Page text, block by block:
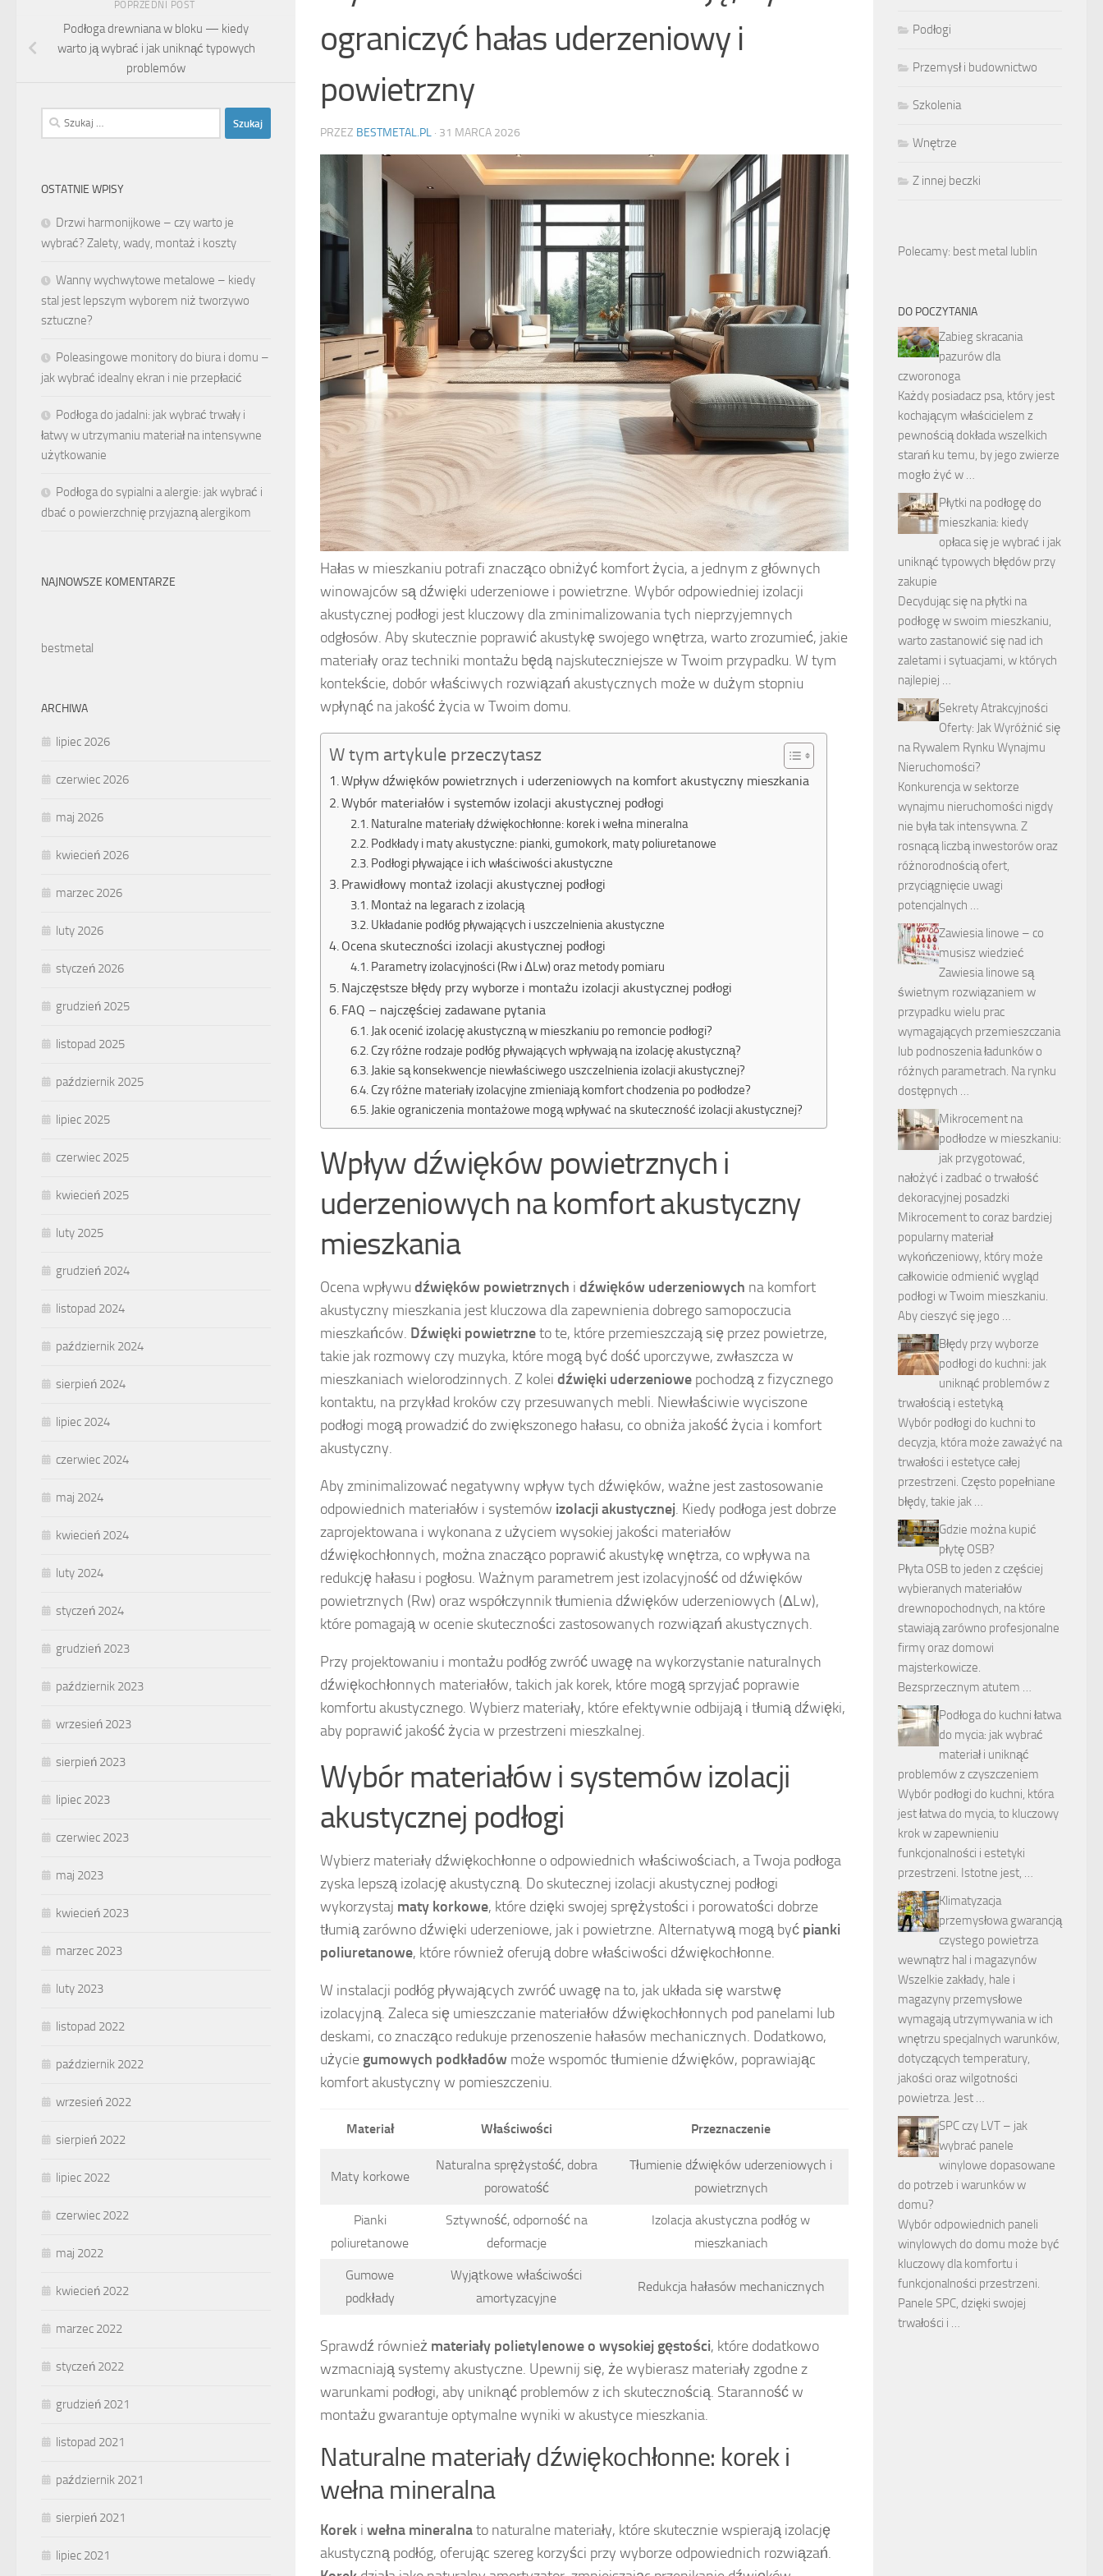
ograniczyć hałas uderzeniowy i
powietrzny
PRZEZ BESTMETAL.PL · 31 MARCA 2026
Hałas w mieszkaniu potrafi znacząco obniżyć komfort życia, a jednym z głównych
winowajców są dźwięki uderzeniowe i powietrzne. Wybór odpowiedniej izolacji
akustycznej podłogi jest kluczowy dla zminimalizowania tych nieprzyjemnych
odgłosów. Aby skutecznie poprawić akustykę swojego wnętrza, warto zrozumieć, jakie
materiały oraz techniki montażu będą najskuteczniejsze w Twoim przypadku. W tym
kontekście, dobór właściwych rozwiązań akustycznych może w dużym stopniu
wpłynąć na jakość życia w Twoim domu.
W tym artykule przeczytasz
Wpływ dźwięków powietrznych i uderzeniowych na komfort akustyczny mieszkania
Wybór materiałów i systemów izolacji akustycznej podłogi
Naturalne materiały dźwiękochłonne: korek i wełna mineralna
Podkłady i maty akustyczne: pianki, gumokork, maty poliuretanowe
Podłogi pływające i ich właściwości akustyczne
Prawidłowy montaż izolacji akustycznej podłogi
Montaż na legarach z izolacją
Układanie podłóg pływających i uszczelnienia akustyczne
Ocena skuteczności izolacji akustycznej podłogi
Parametry izolacyjności (Rw i ΔLw) oraz metody pomiaru
Najczęstsze błędy przy wyborze i montażu izolacji akustycznej podłogi
FAQ – najczęściej zadawane pytania
Jak ocenić izolację akustyczną w mieszkaniu po remoncie podłogi?
Czy różne rodzaje podłóg pływających wpływają na izolację akustyczną?
Jakie są konsekwencje niewłaściwego uszczelnienia izolacji akustycznej?
Czy różne materiały izolacyjne zmieniają komfort chodzenia po podłodze?
Jakie ograniczenia montażowe mogą wpływać na skuteczność izolacji akustycznej?
Wpływ dźwięków powietrznych i
uderzeniowych na komfort akustyczny
mieszkania
Ocena wpływu dźwięków powietrznych i dźwięków uderzeniowych na komfort
akustyczny mieszkania jest kluczowa dla zapewnienia dobrego samopoczucia
mieszkańców. Dźwięki powietrzneto te, które przemieszczają się przez powietrze,
takie jak rozmowy czy muzyka, które mogą być dość uporczywe, zwłaszcza w
mieszkaniach wielorodzinnych. Z kolei dźwięki uderzeniowe pochodzą z fizycznego
kontaktu, na przykład kroków czy przesuwanych mebli. Niewłaściwie wyciszone
podłogi mogą prowadzić do zwiększonego hałasu, co obniża jakość życia i komfort
akustyczny.
Aby zminimalizować negatywny wpływ tych dźwięków, ważne jest zastosowanie
odpowiednich materiałów i systemów izolacji akustycznej. Kiedy podłoga jest dobrze
zaprojektowana i wykonana z użyciem wysokiej jakości materiałów
dźwiękochłonnych, można znacząco poprawić akustykę wnętrza, co wpływa na
redukcję hałasu i pogłosu. Ważnym parametrem jest izolacyjność od dźwięków
powietrznych (Rw) oraz współczynnik tłumienia dźwięków uderzeniowych (ΔLw),
które pomagają w ocenie skuteczności zastosowanych rozwiązań akustycznych.
Przy projektowaniu i montażu podłóg zwróć uwagę na wykorzystanie naturalnych
dźwiękochłonnych materiałów, takich jak korek, które mogą sprzyjać poprawie
komfortu akustycznego. Wybierz materiały, które efektywnie odbijają i tłumią dźwięki,
aby poprawić jakość życia w przestrzeni mieszkalnej.
Wybór materiałów i systemów izolacji
akustycznej podłogi
Wybierz materiały dźwiękochłonne o odpowiednich właściwościach, a Twoja podłoga
zyska lepszą izolację akustyczną. Do skutecznej izolacji akustycznej podłogi
wykorzystaj maty korkowe, które dzięki swojej sprężystości i porowatości dobrze
tłumią zarówno dźwięki uderzeniowe, jak i powietrzne. Alternatywą mogą być pianki
poliuretanowe, które również oferują dobre właściwości dźwiękochłonne.
W instalacji podłóg pływających zwróć uwagę na to, jak układa się warstwę
izolacyjną. Zaleca się umieszczanie materiałów dźwiękochłonnych pod panelami lub
deskami, co znacząco redukuje przenoszenie hałasów mechanicznych. Dodatkowo,
użycie gumowych podkładów może wspomóc tłumienie dźwięków, poprawiając
komfort akustyczny w pomieszczeniu.
Materiał Właściwości Przeznaczenie
Maty korkowe
Naturalna sprężystość, dobra
porowatość
Tłumienie dźwięków uderzeniowych i
powietrznych
Pianki
poliuretanowe
Sztywność, odporność na
deformacje
Izolacja akustyczna podłóg w
mieszkaniach
Gumowe
podkłady
Wyjątkowe właściwości
amortyzacyjne
Redukcja hałasów mechanicznych
Sprawdź również materiały polietylenowe o wysokiej gęstości, które dodatkowo
wzmacniają systemy akustyczne. Upewnij się, że wybierasz materiały zgodne z
warunkami podłogi, aby uniknąć problemów z ich skutecznością. Staranność w
montażu gwarantuje optymalne wyniki w akustyce mieszkania.
Naturalne materiały dźwiękochłonne: korek i
wełna mineralna
Korek i wełna mineralnato naturalne materiały, które skutecznie wspierają izolację
akustyczną podłóg, oferując szereg korzyści przy wyborze odpowiednich rozwiązań.
POPRZEDNI POST
Podłoga drewniana w bloku — kiedy
warto ją wybrać i jak uniknąć typowych
problemów
Szukaj:
OSTATNIE WPISY
Drzwi harmonijkowe – czy warto je
wybrać? Zalety, wady, montaż i koszty
Wanny wychwytowe metalowe – kiedy
stal jest lepszym wyborem niż tworzywo
sztuczne?
Poleasingowe monitory do biura i domu –
jak wybrać idealny ekran i nie przepłacić
Podłoga do jadalni: jak wybrać trwały i
łatwy w utrzymaniu materiał na intensywne
użytkowanie
Podłoga do sypialni a alergie: jak wybrać i
dbać o powierzchnię przyjazną alergikom
NAJNOWSZE KOMENTARZE
bestmetal
ARCHIWA
lipiec 2026
czerwiec 2026
maj 2026
kwiecień 2026
marzec 2026
luty 2026
styczeń 2026
grudzień 2025
listopad 2025
październik 2025
lipiec 2025
czerwiec 2025
kwiecień 2025
luty 2025
grudzień 2024
listopad 2024
październik 2024
sierpień 2024
lipiec 2024
czerwiec 2024
maj 2024
kwiecień 2024
luty 2024
styczeń 2024
grudzień 2023
październik 2023
wrzesień 2023
sierpień 2023
lipiec 2023
czerwiec 2023
maj 2023
kwiecień 2023
marzec 2023
luty 2023
listopad 2022
październik 2022
wrzesień 2022
sierpień 2022
lipiec 2022
czerwiec 2022
maj 2022
kwiecień 2022
marzec 2022
styczeń 2022
grudzień 2021
listopad 2021
październik 2021
sierpień 2021
lipiec 2021
Podłogi
Przemysł i budownictwo
Szkolenia
Wnętrze
Z innej beczki
Polecamy: best metal lublin
DO POCZYTANIA
Zabieg skracania
pazurów dla
czworonoga
Każdy posiadacz psa, który jest
kochającym właścicielem z
pewnością dokłada wszelkich
starań ku temu, by jego zwierze
mogło żyć w …
Płytki na podłogę do
mieszkania: kiedy
opłaca się je wybrać i jak
uniknąć typowych błędów przy
zakupie
Decydując się na płytki na
podłogę w swoim mieszkaniu,
warto zastanowić się nad ich
zaletami i sytuacjami, w których
najlepiej …
Sekrety Atrakcyjności
Oferty: Jak Wyróżnić się
na Rywalem Rynku Wynajmu
Nieruchomości?
Konkurencja w sektorze
wynajmu nieruchomości nigdy
nie była tak intensywna. Z
rosnącą liczbą inwestorów oraz
różnorodnością ofert,
przyciągnięcie uwagi
potencjalnych …
Zawiesia linowe – co
musisz wiedzieć
Zawiesia linowe są
świetnym rozwiązaniem w
przypadku wielu prac
wymagających przemieszczania
lub podnoszenia ładunków o
różnych parametrach. Na rynku
dostępnych …
Mikrocement na
podłodze w mieszkaniu:
jak przygotować,
nałożyć i zadbać o trwałość
dekoracyjnej posadzki
Mikrocement to coraz bardziej
popularny materiał
wykończeniowy, który może
całkowicie odmienić wygląd
podłogi w Twoim mieszkaniu.
Aby cieszyć się jego …
Błędy przy wyborze
podłogi do kuchni: jak
uniknąć problemów z
trwałością i estetyką
Wybór podłogi do kuchni to
decyzja, która może zaważyć na
trwałości i estetyce całej
przestrzeni. Często popełniane
błędy, takie jak …
Gdzie można kupić
płytę OSB?
Płyta OSB to jeden z częściej
wybieranych materiałów
drewnopochodnych, na które
stawiają zarówno profesjonalne
firmy oraz domowi
majsterkowicze.
Bezsprzecznym atutem …
Podłoga do kuchni łatwa
do mycia: jak wybrać
materiał i uniknąć
problemów z czyszczeniem
Wybór podłogi do kuchni, która
jest łatwa do mycia, to kluczowy
krok w zapewnieniu
funkcjonalności i estetyki
przestrzeni. Istotne jest, …
Klimatyzacja
przemysłowa gwarancją
czystego powietrza
wewnątrz hal i magazynów
Wszelkie zakłady, hale i
magazyny przemysłowe
wymagają utrzymywania w ich
wnętrzu specjalnych warunków,
dotyczących temperatury,
jakości oraz wilgotności
powietrza. Jest …
SPC czy LVT – jak
wybrać panele
winylowe dopasowane
do potrzeb i warunków w
domu?
Wybór odpowiednich paneli
winylowych do domu może być
kluczowy dla komfortu i
funkcjonalności przestrzeni.
Panele SPC, dzięki swojej
trwałości i …